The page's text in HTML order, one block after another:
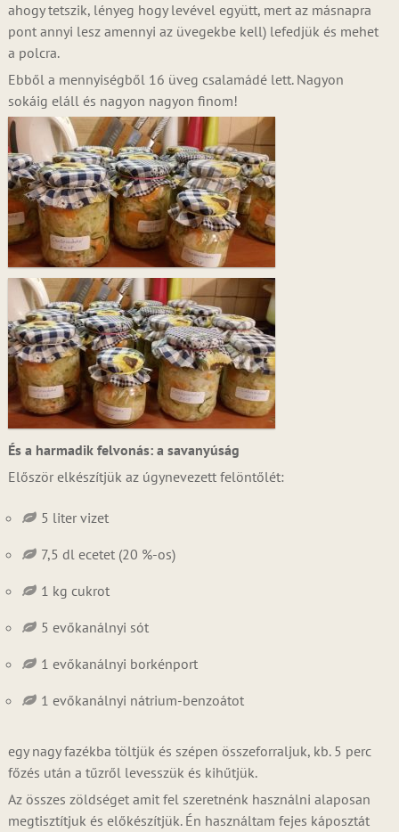
ahogy tetszik, lényeg hogy levével együtt, mert az másnapra
pont annyi lesz amennyi az üvegekbe kell) lefedjük és mehet
a polcra.
Ebből a mennyiségből 16 üveg csalamádé lett. Nagyon
sokáig eláll és nagyon nagyon finom!
És a harmadik felvonás: a savanyúság
Először elkészítjük az úgynevezett felöntőlét:
5 liter vizet
7,5 dl ecetet (20 %-os)
1 kg cukrot
5 evőkanálnyi sót
1 evőkanálnyi borkénport
1 evőkanálnyi nátrium-benzoátot
egy nagy fazékba töltjük és szépen összeforraljuk, kb. 5 perc
főzés után a tűzről levesszük és kihűtjük.
Az összes zöldséget amit fel szeretnénk használni alaposan
megtisztítjuk és előkészítjük. Én használtam fejes káposztát